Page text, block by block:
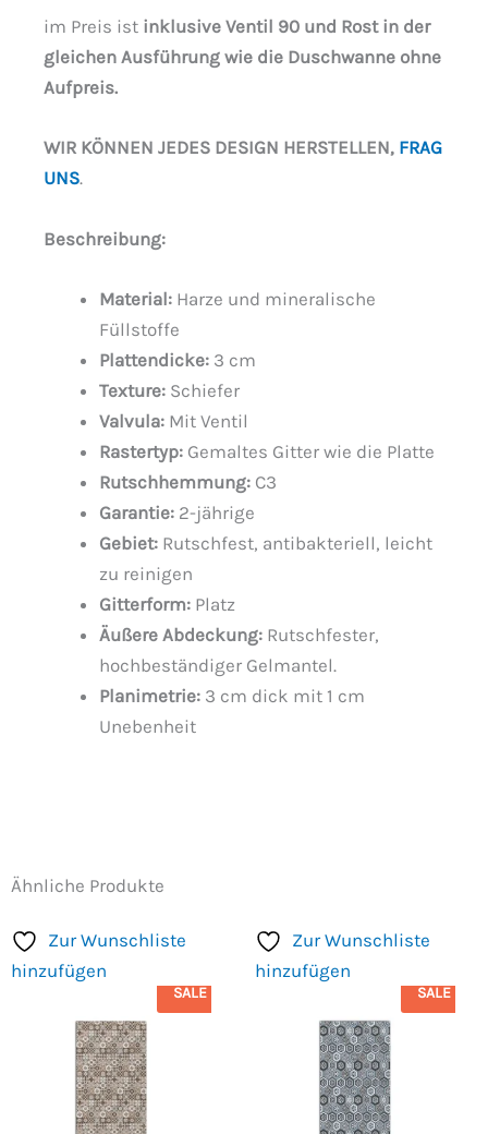
im Preis ist inklusive Ventil 90 und Rost in der
gleichen Ausführung wie die Duschwanne ohne
Aufpreis.
WIR KÖNNEN JEDES DESIGN HERSTELLEN, FRAG
UNS.
Beschreibung:
Material: Harze und mineralische
Füllstoffe
Plattendicke: 3 cm
Texture: Schiefer
Valvula: Mit Ventil
Rastertyp: Gemaltes Gitter wie die Platte
Rutschhemmung: C3
Garantie: 2-jährige
Gebiet: Rutschfest, antibakteriell, leicht
zu reinigen
Gitterform: Platz
Äußere Abdeckung: Rutschfester,
hochbeständiger Gelmantel.
Planimetrie: 3 cm dick mit 1 cm
Unebenheit
Ähnliche Produkte
Zur Wunschliste
hinzufügen
SALE
Zur Wunschliste
hinzufügen
SALE